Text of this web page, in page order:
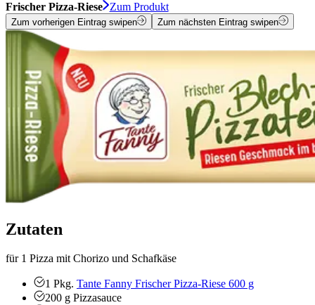
Frischer Pizza-Riese
Zum Produkt
Zum vorherigen Eintrag swipen Zum nächsten Eintrag swipen
Zutaten
für 1 Pizza mit Chorizo und Schafkäse
1 Pkg. Tante Fanny Frischer Pizza-Riese 600 g
200 g Pizzasauce